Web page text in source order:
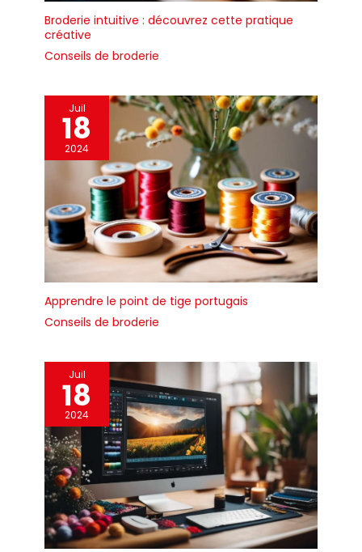
Broderie intuitive : découvrez cette pratique
créative
Conseils de broderie
Juil
18
2024
Apprendre le point de tige portugais
Conseils de broderie
Juil
18
2024